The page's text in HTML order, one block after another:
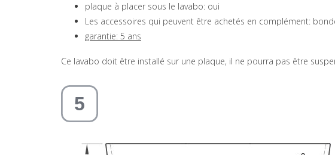
plaque à placer sous le lavabo: oui
Les accessoires qui peuvent être achetés en complément:
garantie: 5 ans
Ce lavabo doit être installé sur une plaque, il ne pourra pas être